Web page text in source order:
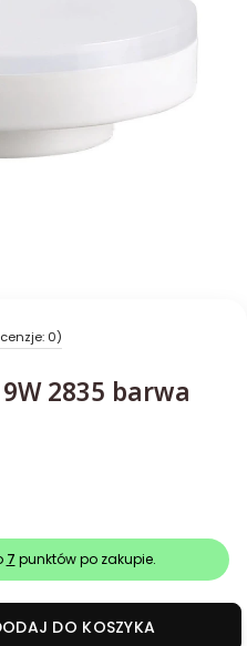
0)
2835 barwa
7 punktów po zakupie.
DO KOSZYKA